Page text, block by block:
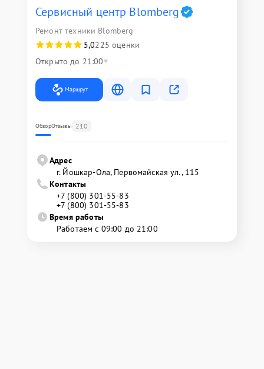
Сервисный центр Blomberg
Ремонт техники Blomberg
5,0225 оценки
Открыто до 21:00
Маршрут
ОбзорОтзывы 210
Адрес
г. Йошкар-Ола, Первомайская ул., 115
Контакты
+7 (800) 301-55-83
+7 (800) 301-55-83
Время работы
Работаем с 09:00 до 21:00